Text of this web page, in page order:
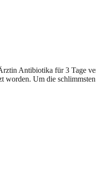
Antibiotika für 3 Tage
worden. Um die